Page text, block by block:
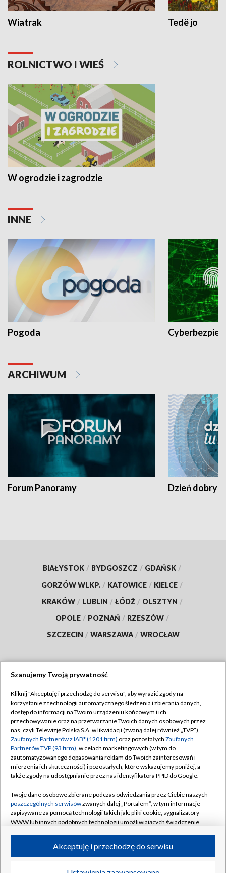
Wiatrak Tedë jo
ROLNICTWO I WIEŚ
W ogrodzie i zagrodzie
INNE
Pogoda
ARCHIWUM
Forum Panoramy Dzień dobry
BIAŁYSTOK / BYDGOSZCZ / GDAŃSK /
GORZÓW WLKP. / KATOWICE / KIELCE /
KRAKÓW / LUBLIN / ŁÓDŹ / OLSZTYN /
OPOLE / POZNAŃ / RZESZÓW /
SZCZECIN / WARSZAWA / WROCŁAW
TVP
Abonament TVP
Emisja w TVP
Centrum informacji TVP
Naziemna Telewizja Cyfrowa
Rada Programowa
System NOS
Informacje o nadawcy
Program dla prasy
Regulamin TVP
Polityka prywatności
Moje zgody
Pomoc
Kontakt
Kanały
©2026 Telewizja Polska S.A. w likwidacji
Szanujemy Twoją prywatność
Kliknij "Akceptuję i przechodzę do serwisu", aby wyrazić zgody na
korzystanie z technologii automatycznego śledzenia i zbierania danych,
dostęp do informacji na Twoim urządzeniu końcowym i ich
przechowywanie oraz na przetwarzanie Twoich danych osobowych przez
nas, czyli Telewizję Polską S.A. w likwidacji (zwaną dalej również „TVP”),
Zaufanych Partnerów z IAB* (1201 firm) oraz pozostałych Zaufanych
Partnerów TVP (93 firm), w celach marketingowych (w tym do
zautomatyzowanego dopasowania reklam do Twoich zainteresowań i
mierzenia ich skuteczności) i pozostałych, które wskazujemy poniżej, a
także zgody na udostępnianie przez nas identyfikatora PPID do Google.
Twoje dane osobowe zbierane podczas odwiedzania przez Ciebie naszych
poszczególnych serwisówzwanych dalej „Portalem”, w tym informacje
zapisywane za pomocą technologii takich jak: pliki cookie, sygnalizatory
WWW lub innych podobnych technologii umożliwiających świadczenie
ruchu w Internecie.
Twoje dane osobowe zbierane podczas odwiedzania przez Ciebie
Akceptuję i przechodzę do serwisu